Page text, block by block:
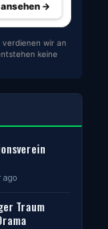
→
wir an
keine
ago
Traum